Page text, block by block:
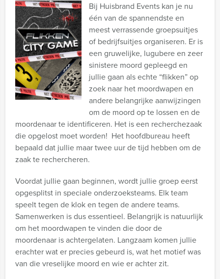
Bij Huisbrand Events kan je nu
één van de spannendste en
meest verrassende groepsuitjes
of bedrijfsuitjes organiseren. Er is
een gruwelijke, lugubere en zeer
sinistere moord gepleegd en
jullie gaan als echte “flikken” op
zoek naar het moordwapen en
andere belangrijke aanwijzingen
om de moord op te lossen en de
moordenaar te identificeren. Het is een recherchezaak
die opgelost moet worden! Het hoofdbureau heeft
bepaald dat jullie maar twee uur de tijd hebben om de
zaak te rechercheren.
Voordat jullie gaan beginnen, wordt jullie groep eerst
opgesplitst in speciale onderzoeksteams. Elk team
speelt tegen de klok en tegen de andere teams.
Samenwerken is dus essentieel. Belangrijk is natuurlijk
om het moordwapen te vinden die door de
moordenaar is achtergelaten. Langzaam komen jullie
erachter wat er precies gebeurd is, wat het motief was
van die vreselijke moord en wie er achter zit.